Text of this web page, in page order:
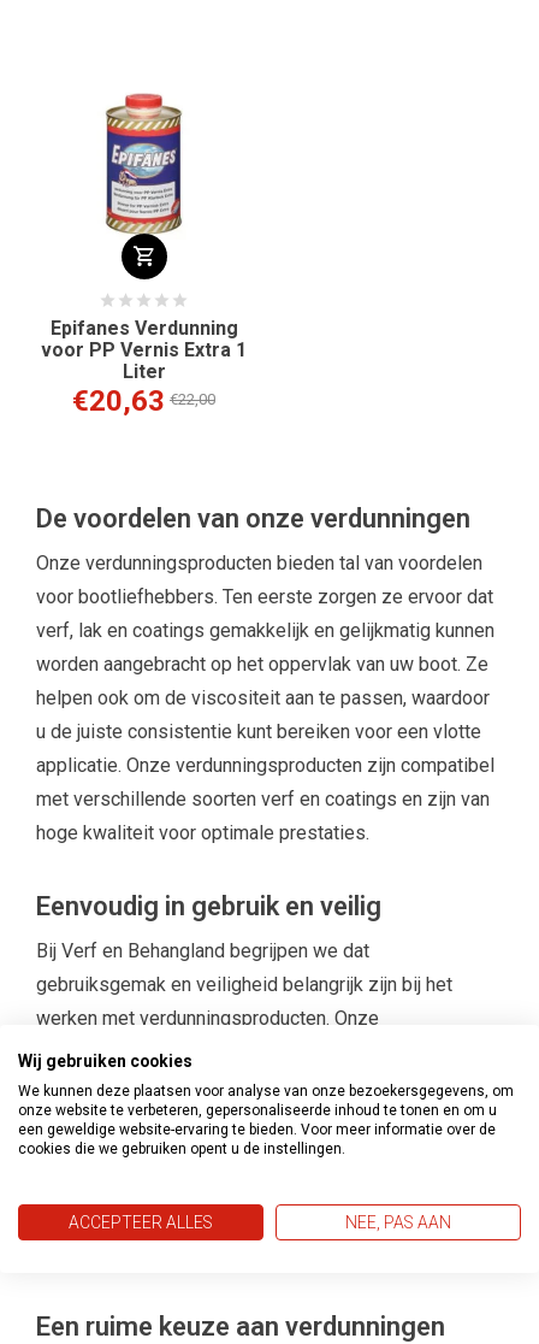
Epifanes Verdunning
voor PP Vernis Extra 1
Liter
€20,63 €22,00
De voordelen van onze verdunningen
Onze verdunningsproducten bieden tal van voordelen
voor bootliefhebbers. Ten eerste zorgen ze ervoor dat
verf, lak en coatings gemakkelijk en gelijkmatig kunnen
worden aangebracht op het oppervlak van uw boot. Ze
helpen ook om de viscositeit aan te passen, waardoor
u de juiste consistentie kunt bereiken voor een vlotte
applicatie. Onze verdunningsproducten zijn compatibel
met verschillende soorten verf en coatings en zijn van
hoge kwaliteit voor optimale prestaties.
Eenvoudig in gebruik en veilig
Bij Verf en Behangland begrijpen we dat
gebruiksgemak en veiligheid belangrijk zijn bij het
werken met verdunningsproducten. Onze
verdunningsproducten zijn eenvoudig in gebruik en
kunnen gemakkelijk worden gemengd met verf of lak.
Ze zijn veilig te gebruiken op verschillende
oppervlakken en zijn vrij van schadelijke stoffen. U kunt
zorgen voor een professioneel resultaat zonder de
Een ruime keuze aan verdunningen
Wij gebruiken cookies
We kunnen deze plaatsen voor analyse van onze bezoekersgegevens, om
onze website te verbeteren, gepersonaliseerde inhoud te tonen en om u
een geweldige website-ervaring te bieden. Voor meer informatie over de
cookies die we gebruiken opent u de instellingen.
ACCEPTEER ALLES NEE, PAS AAN